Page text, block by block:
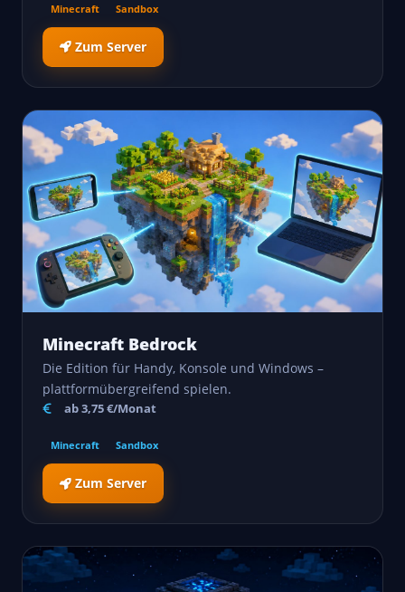
Minecraft Sandbox
Zum Server
Minecraft Bedrock
Die Edition für Handy, Konsole und Windows –
plattformübergreifend spielen.
ab 3,75 €/Monat
Minecraft Sandbox
Zum Server